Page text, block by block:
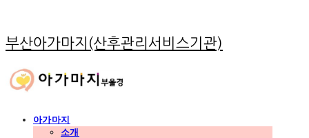
부산아가마지(산후관리서비스기관)
아가마지
소개